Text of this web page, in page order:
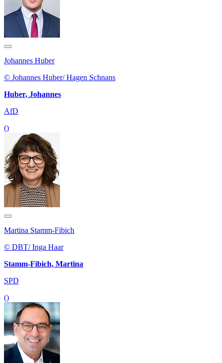
Johannes Huber
© Johannes Huber/ Hagen Schnans
Huber, Johannes
AfD
()
Martina Stamm-Fibich
© DBT/ Inga Haar
Stamm-Fibich, Martina
SPD
()